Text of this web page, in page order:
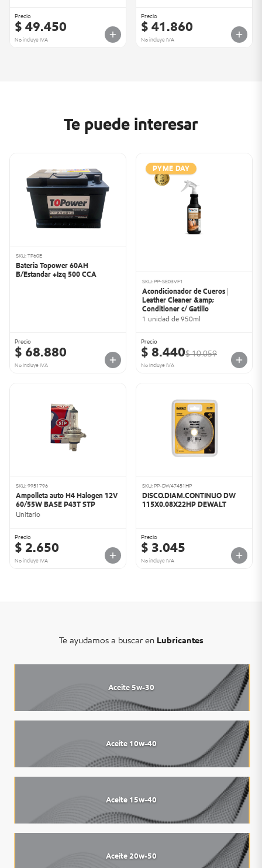
Precio
$ 49.450
No incluye IVA
Precio
$ 41.860
No incluye IVA
Te puede interesar
SKU: TP60E
Bateria Topower 60AH
B/Estandar +Izq 500 CCA
Precio
$ 68.880
No incluye IVA
PYME DAY
SKU: PP-SE03VF1
Acondicionador de Cueros |
Leather Cleaner &amp;
Conditioner c/ Gatillo
1 unidad de 950ml
Precio
$ 8.440$ 10.059
No incluye IVA
SKU: 9951796
Ampolleta auto H4 Halogen 12V
60/55W BASE P43T STP
Unitario
Precio
$ 2.650
No incluye IVA
SKU: PP-DW47451HP
DISCO.DIAM.CONTINUO DW
115X0.08X22HP DEWALT
Precio
$ 3.045
No incluye IVA
Te ayudamos a buscar en Lubricantes
Aceite 5w-30
Aceite 10w-40
Aceite 15w-40
Aceite 20w-50